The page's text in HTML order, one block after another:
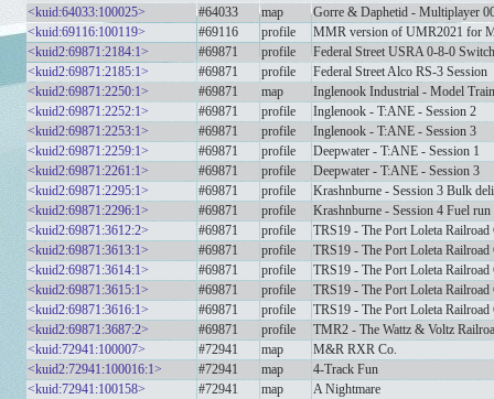
<kuid:64033:100025>
#64033 map
Gorre & Daphetid - Multiplayer
<kuid:69116:100119>
#69116 profile
MMR version of UMR2021 for
<kuid2:69871:2184:1>
#69871 profile
Federal Street USRA 0-8-0
<kuid2:69871:2185:1>
#69871 profile
Federal Street Alco RS-3 Session
<kuid2:69871:2250:1>
#69871 map
Inglenook Industrial - Model
<kuid2:69871:2252:1>
#69871 profile
Inglenook - T:ANE - Session 2
<kuid2:69871:2253:1>
#69871 profile
Inglenook - T:ANE - Session 3
<kuid2:69871:2259:1>
#69871 profile
Deepwater - T:ANE - Session 1
<kuid2:69871:2261:1>
#69871 profile
Deepwater - T:ANE - Session 3
<kuid2:69871:2295:1>
#69871 profile
Krashnburne - Session 3 Bulk
<kuid2:69871:2296:1>
#69871 profile
Krashnburne - Session 4 Fuel run
<kuid2:69871:3612:2>
#69871 profile
TRS19 - The Port Loleta Railroad
<kuid2:69871:3613:1>
#69871 profile
TRS19 - The Port Loleta Railroad
<kuid2:69871:3614:1>
#69871 profile
TRS19 - The Port Loleta Railroad
<kuid2:69871:3615:1>
#69871 profile
TRS19 - The Port Loleta Railroad
<kuid2:69871:3616:1>
#69871 profile
TRS19 - The Port Loleta Railroad
<kuid2:69871:3687:2>
#69871 profile
TMR2 - The Wattz & Voltz
<kuid:72941:100007>
#72941 map
M&R RXR Co.
<kuid2:72941:100016:1>
#72941 map
4-Track Fun
<kuid:72941:100158>
#72941 map
A Nightmare